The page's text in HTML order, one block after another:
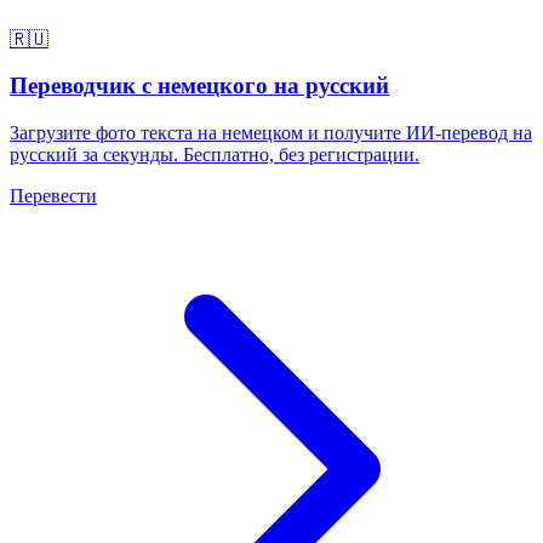
🇷🇺
Переводчик с немецкого на русский
Загрузите фото текста на немецком и получите ИИ-перевод на
русский за секунды. Бесплатно, без регистрации.
Перевести